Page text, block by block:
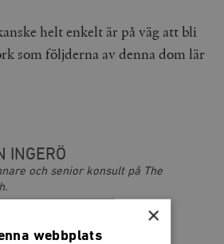
helt enkelt är på väg att bli
som följderna av denna dom lär
INGERÖ
och senior konsult på The
×
webbplats